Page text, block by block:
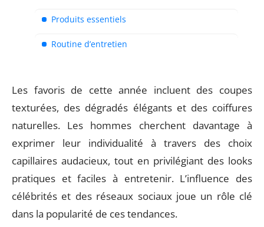
Produits essentiels
Routine d’entretien
Les favoris de cette année incluent des coupes
texturées, des dégradés élégants et des coiffures
naturelles. Les hommes cherchent davantage à
exprimer leur individualité à travers des choix
capillaires audacieux, tout en privilégiant des looks
pratiques et faciles à entretenir. L’influence des
célébrités et des réseaux sociaux joue un rôle clé
dans la popularité de ces tendances.